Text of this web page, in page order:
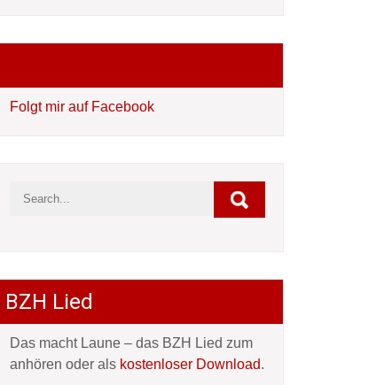
Folgt mir auf Facebook
BZH Lied
Das macht Laune – das BZH Lied zum
anhören oder als kostenloser Download.